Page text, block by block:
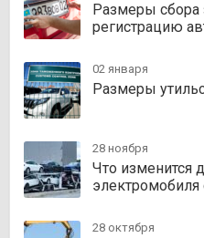
Размеры сбора
регистрацию
02 января
Размеры
28 ноября
Что изменится
электромобиля
28 октября